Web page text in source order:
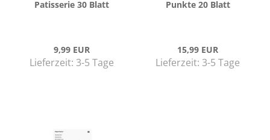
Pa­tis­se­rie 30 Blatt
9,99 EUR
Lieferzeit: 3-5 Tage
Punk­te 20 Blatt
15,99 EUR
Lieferzeit: 3-5 Tage